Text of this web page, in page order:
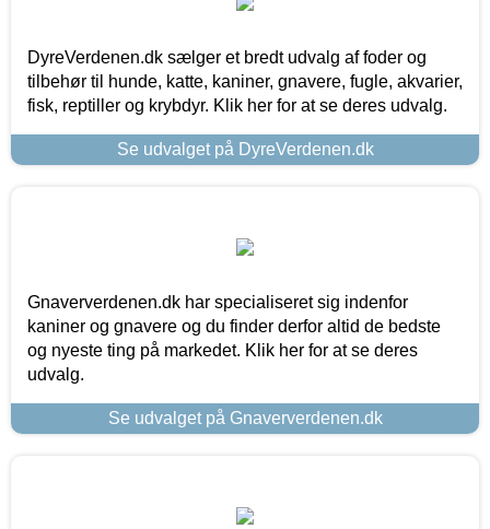
DyreVerdenen.dk sælger et bredt udvalg af foder og
tilbehør til hunde, katte, kaniner, gnavere, fugle, akvarier,
fisk, reptiller og krybdyr. Klik her for at se deres udvalg.
Se udvalget på DyreVerdenen.dk
Gnaververdenen.dk har specialiseret sig indenfor
kaniner og gnavere og du finder derfor altid de bedste
og nyeste ting på markedet. Klik her for at se deres
udvalg.
Se udvalget på Gnaververdenen.dk